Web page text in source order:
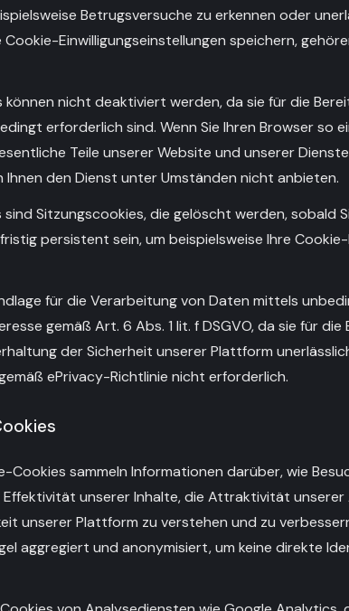
Betrugsversuche zu erkennen oder
Einwilligungseinstellungen speichern,
können nicht deaktiviert werden, da sie für die
erforderlich sind. Wenn Sie Ihren Browser so
Teile unserer Website und unserer
den Dienst unter Umständen nicht anbieten.
Sitzungscookies, die gelöscht werden, sobald
persistent sein, um beispielsweise Ihre
für die Verarbeitung von Daten mittels
gemäß Art. 6 Abs. 1 lit. f DSGVO, da sie für die
der Sicherheit unserer Plattform
ePrivacy-Richtlinie nicht erforderlich.
Cookies sammeln Informationen darüber, wie
Effektivität unserer Inhalte, die Attraktivität
unserer Plattform zu verstehen und zu
aggregiert und anonymisiert, um keine direkte